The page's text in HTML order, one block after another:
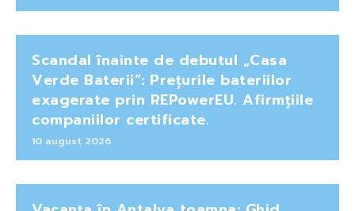
Scandal înainte de debutul „Casa
Verde Baterii”: Prețurile bateriilor
exagerate prin REPowerEU. Afirmțiile
companiilor certificate.
10 august 2026